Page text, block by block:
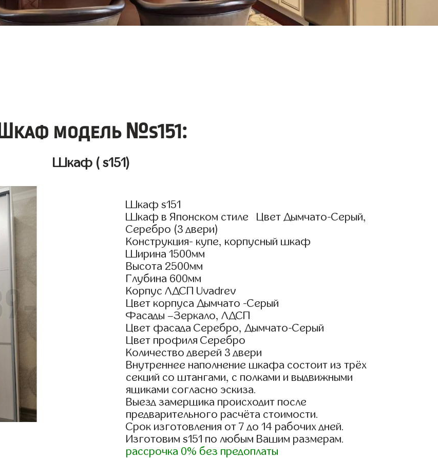
Шкаф модель №s151:
Шкаф ( s151)
Шкаф s151
Шкаф в Японском стиле Цвет Дымчато-Серый,
Серебро (3 двери)
Конструкция- купе, корпусный шкаф
Ширина 1500мм
Высота 2500мм
Глубина 600мм
Корпус ЛДСП Uvadrev
Цвет корпуса Дымчато -Серый
Фасады –Зеркало, ЛДСП
Цвет фасада Серебро, Дымчато-Серый
Цвет профиля Серебро
Количество дверей 3 двери
Внутреннее наполнение шкафа состоит из трёх
секций со штангами, с полками и выдвижными
ящиками согласно эскиза.
Выезд замерщика происходит после
предварительного расчёта стоимости.
Срок изготовления от 7 до 14 рабочих дней.
Изготовим s151 по любым Вашим размерам.
рассрочка 0% без предоплаты